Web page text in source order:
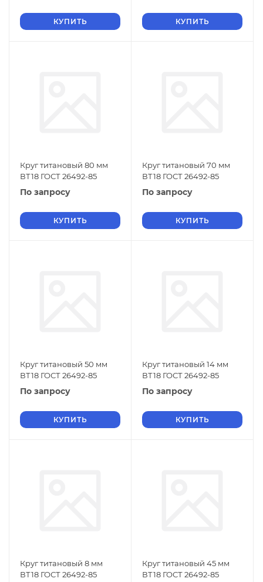
КУПИТЬ КУПИТЬ
Круг титановый 80 мм
ВТ18 ГОСТ 26492-85
По запросу
КУПИТЬ
Круг титановый 70 мм
ВТ18 ГОСТ 26492-85
По запросу
КУПИТЬ
Круг титановый 50 мм
ВТ18 ГОСТ 26492-85
По запросу
КУПИТЬ
Круг титановый 14 мм
ВТ18 ГОСТ 26492-85
По запросу
КУПИТЬ
Круг титановый 8 мм
ВТ18 ГОСТ 26492-85
Круг титановый 45 мм
ВТ18 ГОСТ 26492-85